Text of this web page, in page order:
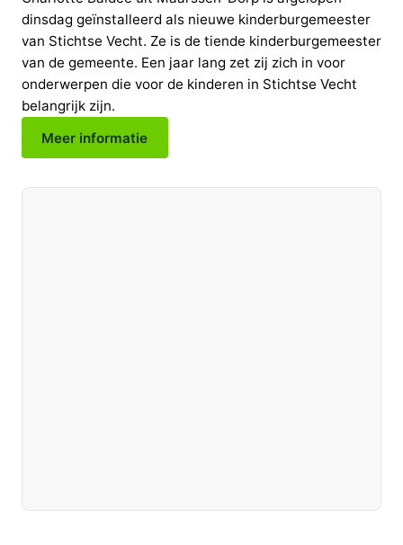
dinsdag geïnstalleerd als nieuwe kinderburgemeester
van Stichtse Vecht. Ze is de tiende kinderburgemeester
van de gemeente. Een jaar lang zet zij zich in voor
onderwerpen die voor de kinderen in Stichtse Vecht
belangrijk zijn.
Meer informatie